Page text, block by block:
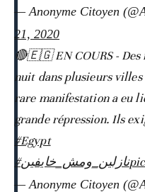
— Anonyme Citoyen
21, 2020
🔴🇪🇬 EN COURS - Des
nuit dans plusieurs villes
rare manifestation a eu
grande répression. Ils
#Egypt
#نازلين_ومش_خايفين
— Anonyme Citoyen